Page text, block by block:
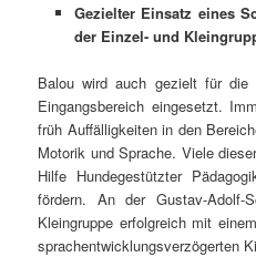
Gezielter Einsatz eines
der Einzel- und
Balou wird auch gezielt für die
Eingangsbereich eingesetzt.
früh Auffälligkeiten in den
Motorik und Sprache. Viele
Hilfe Hundegestützter
fördern. An der Gustav-
Kleingruppe erfolgreich mit
sprachentwicklungsverzögerten